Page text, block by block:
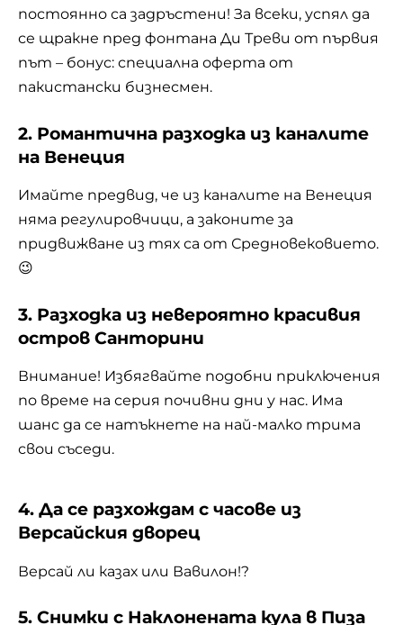
постоянно са задръстени! За всеки, успял да
се щракне пред фонтана Ди Треви от първия
път – бонус: специална оферта от
пакистански бизнесмен.
2. Романтична разходка из каналите
на Венеция
Имайте предвид, че из каналите на Венеция
няма регулировчици, а законите за
придвижване из тях са от Средновековието.
😉
3. Разходка из невероятно красивия
остров Санторини
Внимание! Избягвайте подобни приключения
по време на серия почивни дни у нас. Има
шанс да се натъкнете на най-малко трима
свои съседи.
4. Да се разхождам с часове из
Версайския дворец
Версай ли казах или Вавилон!?
5. Снимки с Наклонената кула в Пиза